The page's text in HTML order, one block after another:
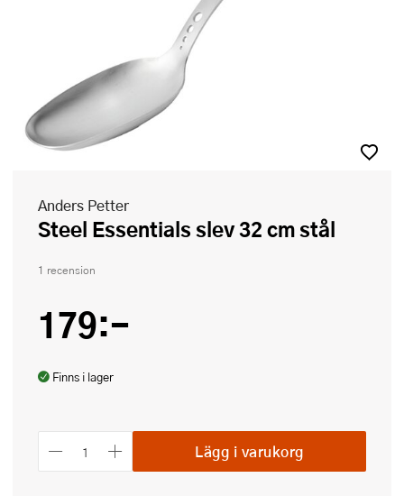
Anders Petter
Steel Essentials slev 32 cm stål
1 recension
179:-
Finns i lager
Lägg i varukorg